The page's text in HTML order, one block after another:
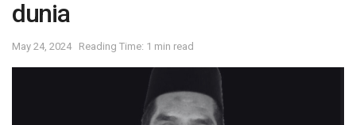
dunia
May 24, 2024 Reading Time: 1 min read